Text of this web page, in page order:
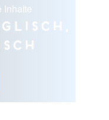
Inhalte